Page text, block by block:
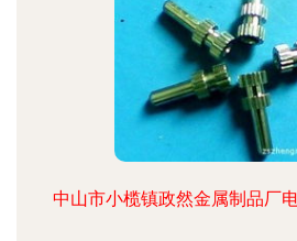
中山市小榄镇政然金属制品厂